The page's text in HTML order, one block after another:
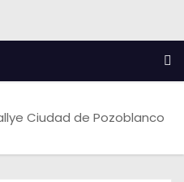
Ciudad de Pozoblanco